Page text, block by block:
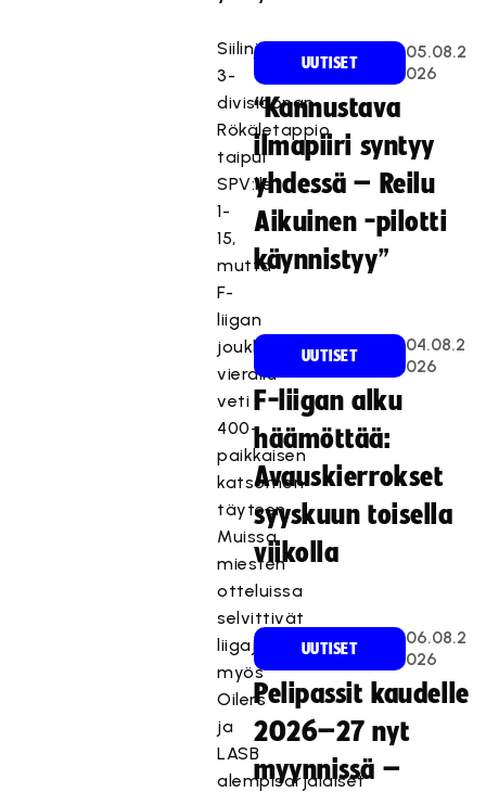
Siilinjärveläinen
3-
divisioonan
Rökäletappio
taipui
SPV:lle
1-
15,
mutta
F-
liigan
joukkueen
vierailu
veti
400-
paikkaisen
katsomon
täyteen.
Muissa
miesten
otteluissa
selvittivät
liigajoukkueista
myös
Oilers
ja
LASB
alempisarjalaiset
UUTISET
05.08.2
026
“Kannustava
ilmapiiri syntyy
yhdessä – Reilu
Aikuinen -pilotti
käynnistyy”
UUTISET
04.08.2
026
F-liigan alku
häämöttää:
Avauskierrokset
syyskuun toisella
viikolla
UUTISET
06.08.2
026
Pelipassit kaudelle
2026–27 nyt
myynnissä –